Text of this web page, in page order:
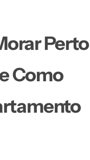
Perto
Como